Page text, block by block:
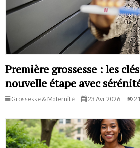
Première grossesse : les
nouvelle étape avec
Grossesse & Maternité 23 Avr 2026